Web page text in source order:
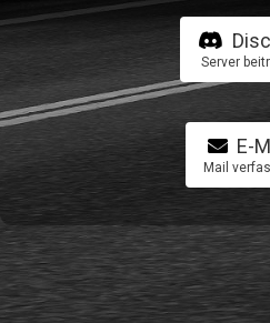
Server
E-
Mail